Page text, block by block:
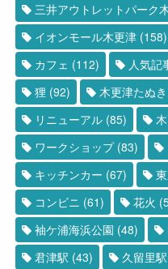
三井アウトレットパーク
イオンモール木更津 (158)
カフェ (112) 人気記
狸 (92) 木更津たぬ
リニューアル (85)
ワークショップ(83)
キッチンカー (67)
コンビニ (61) 花火
袖ケ浦海浜公園 (48)
君津駅 (43) 久留里駅